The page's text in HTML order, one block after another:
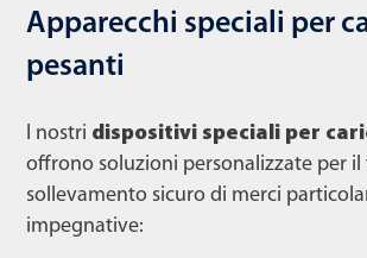
Apparecchi speciali per
pesanti
I nostri dispositivi speciali per
offrono soluzioni personalizzate per il
sollevamento sicuro di merci
impegnative: